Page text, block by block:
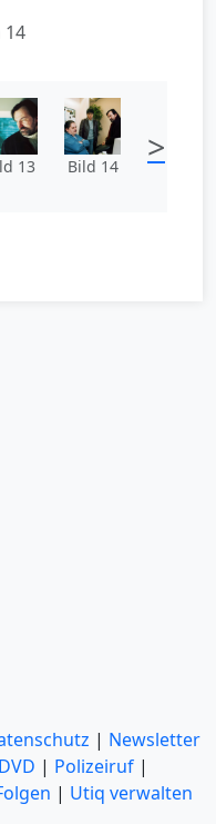
14
13 Bild 14 >
| Newsletter
DVD | Polizeiruf |
| Utiq verwalten